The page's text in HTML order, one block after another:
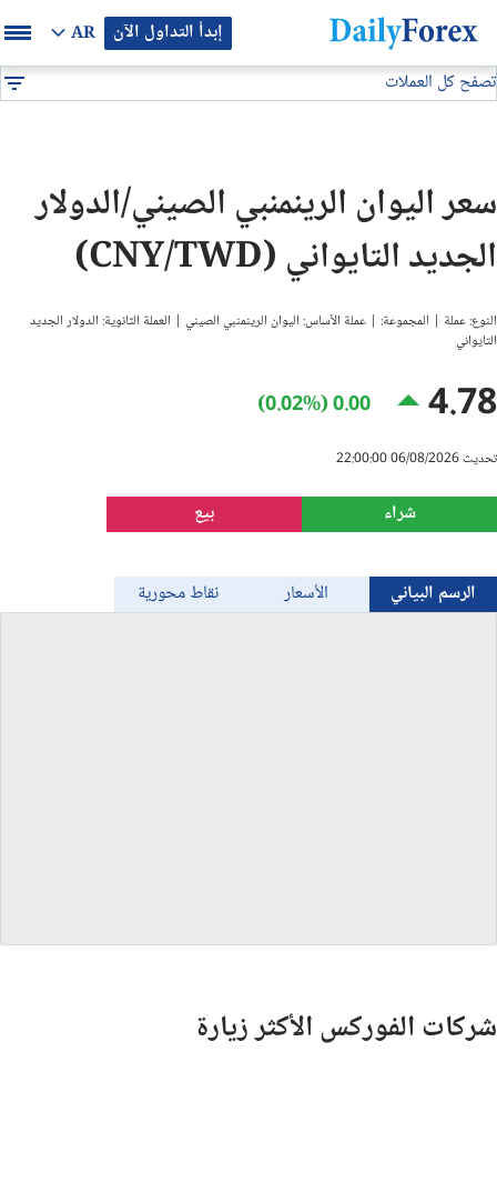
إبدأ التداول الآن AR
بيان إعلاني
تصفح كل العملات
GBP/USD
USD/JPY
USD/CAD
USD/CHF
النفط
الذهب
Bitcoin/USD
سعر اليوان الرينمنبي الصيني/الدولار
الجديد التايواني (CNY/TWD)
النوع: عملة | المجموعة: | عملة الأساس: اليوان الرينمنبي الصيني | العملة الثانوية: الدولار الجديد
التايواني
4.78
0.00 (0.02%)
شراء بيع
تحديث 06/08/2026 22:00:00
الرسم البياني الأسعار نقاط محورية
شركات الفوركس الأكثر زيارة